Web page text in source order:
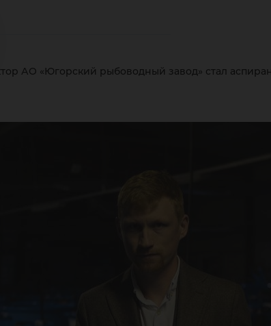
АО «Югорский рыбоводный завод» стал